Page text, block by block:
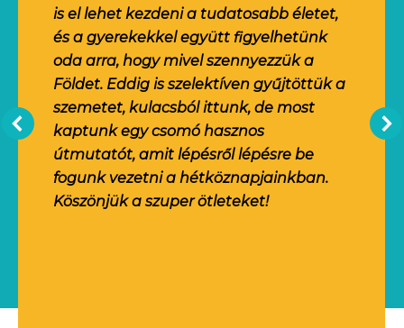
is el lehet kezdeni a tudatosabb életet,
és a gyerekekkel együtt figyelhetünk
oda arra, hogy mivel szennyezzük a
Földet. Eddig is szelektíven gyűjtöttük a
szemetet, kulacsból ittunk, de most
kaptunk egy csomó hasznos
útmutatót, amit lépésről lépésre be
fogunk vezetni a hétköznapjainkban.
Köszönjük a szuper ötleteket!